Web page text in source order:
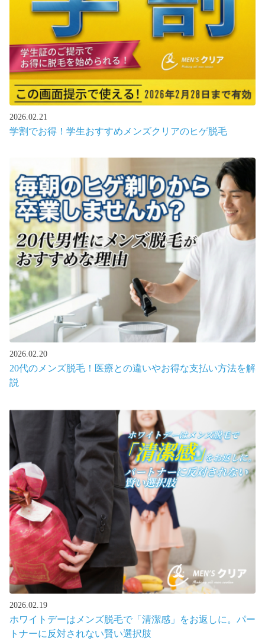
2026.02.21
学割でお得！学生おすすめメンズクリアのヒゲ脱毛
2026.02.20
20代のメンズ脱毛！医療との違いやお得な支払い方法を解
説
2026.02.19
ホワイトデーはメンズ脱毛で「清潔感」をお返しに。パー
トナーに反対されない賢い選択肢